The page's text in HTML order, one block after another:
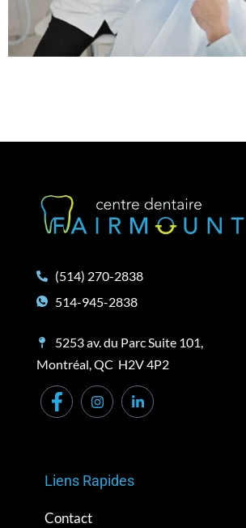
(514) 270-2838
514-945-2838
5253 av. du Parc Suite 101,
Montréal, QC H2V 4P2
Liens Rapides
Contact